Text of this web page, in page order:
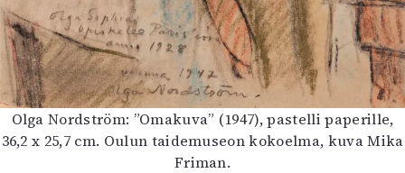
Olga Nordström: ”Omakuva” (1947), pastelli paperille,
36,2 x 25,7 cm. Oulun taidemuseon kokoelma, kuva Mika
Friman.